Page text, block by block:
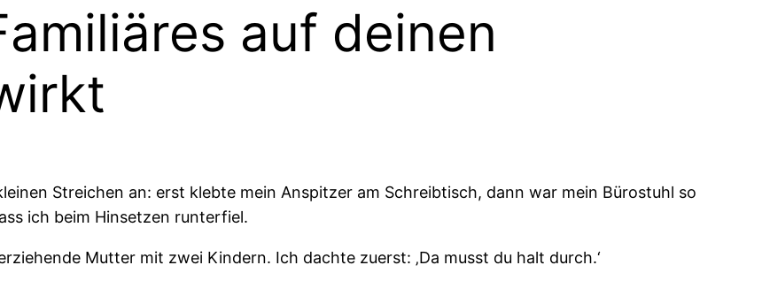
auf deinen
Streichen an: erst klebte mein Anspitzer am Schreibtisch, dann war mein Bürostuhl so
ich beim Hinsetzen runterfiel.
Mutter mit zwei Kindern. Ich dachte zuerst: ‚Da musst du halt durch.‘